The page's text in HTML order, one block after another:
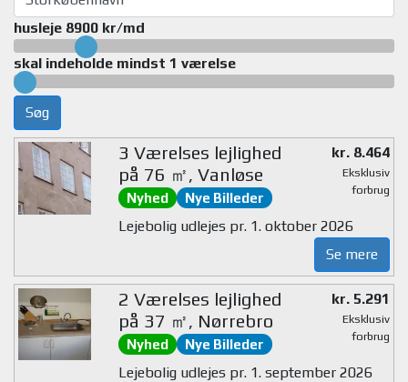
husleje 8900 kr/md
skal indeholde mindst 1 værelse
Søg
3 Værelses lejlighed
på 76 ㎡, Vanløse
Nyhed Nye Billeder
kr. 8.464
Eksklusiv
forbrug
Lejebolig udlejes pr. 1. oktober 2026
Se mere
2 Værelses lejlighed
på 37 ㎡, Nørrebro
Nyhed Nye Billeder
kr. 5.291
Eksklusiv
forbrug
Lejebolig udlejes pr. 1. september 2026